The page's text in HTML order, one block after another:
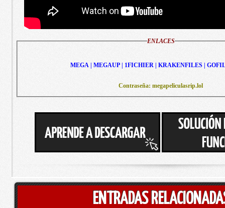
ENLACES
MEGA | MEGAUP | 1FICHIER | KRAKENFILES |
Contraseña: megapeliculasrip.lol
ENTRADAS